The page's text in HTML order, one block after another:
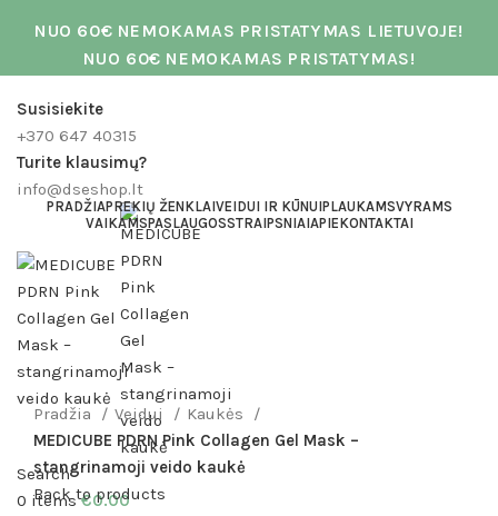
NUO 60€ NEMOKAMAS PRISTATYMAS LIETUVOJE!
NUO 60€ NEMOKAMAS PRISTATYMAS!
Susisiekite
+370 647 40315
Turite klausimų?
info@dseshop.lt
Search
0 items €0.00
PRADŽIAPREKIŲ ŽENKLAIVEIDUI IR KŪNUIPLAUKAMSVYRAMS
VAIKAMSPASLAUGOSSTRAIPSNIAIAPIEKONTAKTAI
Click to enlarge
Pradžia Veidui
Kaukės
MEDICUBE PDRN Pink Collagen Gel Mask –
stangrinamoji veido kaukė
Back to products